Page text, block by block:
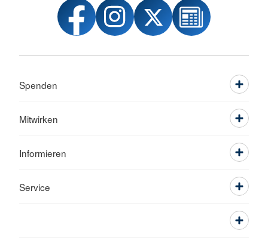
Spenden
Mitwirken
Informieren
Service